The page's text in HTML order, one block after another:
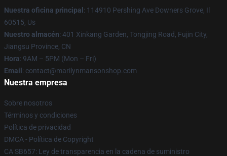
Nuestra oficina principal : 114910 Pershing Ave Downers Grove, Il
60515, Us
Nuestro almacén: 401 Xinkang Garden, Tongjing Road, Fujin City,
Jiangsu Province, CN
Hora: 9AM – 5PM (Mon – Fri)
Email : contact@marilynmansonshop.com
Nuestra empresa
Sobre nosotros
Términos y condiciones
Política de privacidad
DMCA - Política de Copyright
CA SB657: Ley de transparencia en la cadena de suministro